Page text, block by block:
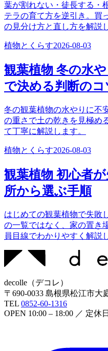
葉が割れない・徒長する・
テラの育て方を逆引き。買
の見分け方と直し方を解説
植物とくらす2026-08-03
観葉植物 冬の水
で決める判断のコ
冬の観葉植物の水やりに不
の重さで土の乾きを見極め
て丁寧に解説します。
植物とくらす2026-08-03
観葉植物 初心者
所から選ぶ手順
はじめての観葉植物で失敗
の一覧ではなく、家の置き
員目線でわかりやすく解説
decolle （デコレ ）
〒 690-0033 島根県松江市大
TEL 0852-60-1316
OPEN 10:00 – 18:00 ／ 定休日